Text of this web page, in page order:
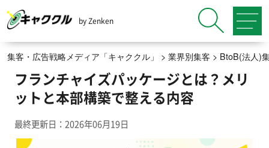
by Zenken
集客・広告戦略メディア「キャククル」 > 業界別集客 > BtoB(法人)
フランチャイズパッケージとは？メリ
ットと本部構築で整える内容
最終更新日：2026年06月19日